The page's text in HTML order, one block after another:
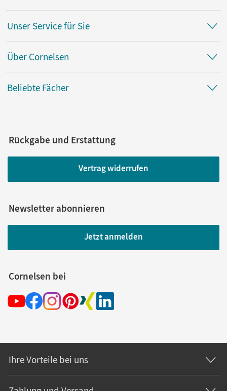
Unser Service für Sie
Über Cornelsen
Beliebte Fächer
Rückgabe und Erstattung
Vertrag widerrufen
Newsletter abonnieren
Jetzt anmelden
Cornelsen bei
Ihre Vorteile bei uns